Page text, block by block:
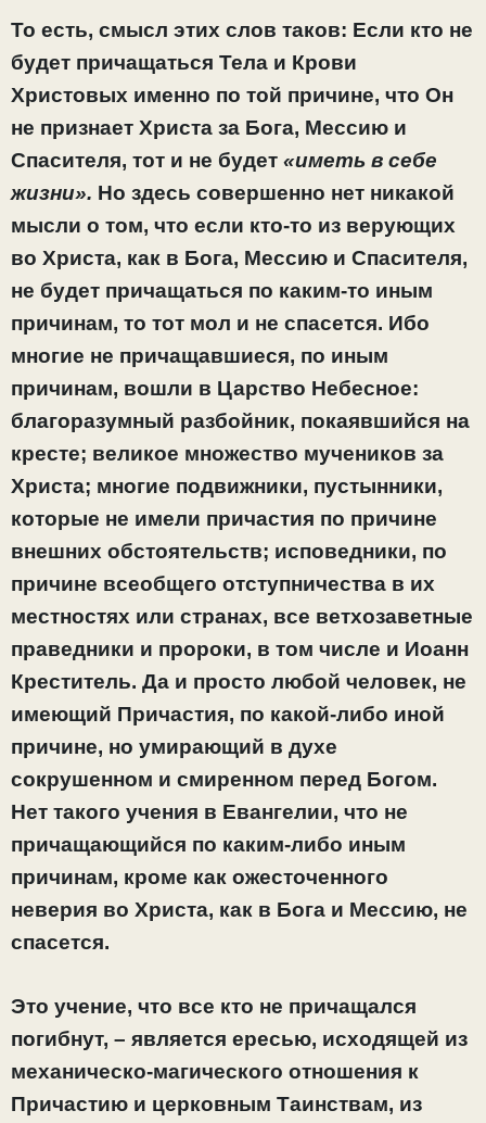
То есть, смысл этих слов таков: Если кто не
будет причащаться Тела и Крови
Христовых именно по той причине, что Он
не признает Христа за Бога, Мессию и
Спасителя, тот и не будет «иметь в себе
жизни». Но здесь совершенно нет никакой
мысли о том, что если кто-то из верующих
во Христа, как в Бога, Мессию и Спасителя,
не будет причащаться по каким-то иным
причинам, то тот мол и не спасется. Ибо
многие не причащавшиеся, по иным
причинам, вошли в Царство Небесное:
благоразумный разбойник, покаявшийся на
кресте; великое множество мучеников за
Христа; многие подвижники, пустынники,
которые не имели причастия по причине
внешних обстоятельств; исповедники, по
причине всеобщего отступничества в их
местностях или странах, все ветхозаветные
праведники и пророки, в том числе и Иоанн
Креститель. Да и просто любой человек, не
имеющий Причастия, по какой-либо иной
причине, но умирающий в духе
сокрушенном и смиренном перед Богом.
Нет такого учения в Евангелии, что не
причащающийся по каким-либо иным
причинам, кроме как ожесточенного
неверия во Христа, как в Бога и Мессию, не
спасется.
Это учение, что все кто не причащался
погибнут, – является ересью, исходящей из
механическо-магического отношения к
Причастию и церковным Таинствам, из